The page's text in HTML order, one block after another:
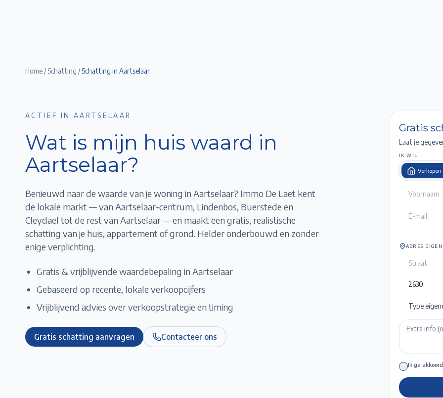
Home / Schatting / Schatting in Aartselaar
ACTIEF IN AARTSELAAR
Wat is mijn huis waard in
Aartselaar?
Benieuwd naar de waarde van je woning inAartselaar? Immo De Laet kent
de lokale markt — vanAartselaar-centrum, Lindenbos, Buerstede en
Cleydaeltot de rest vanAartselaar— en maakt een gratis, realistische
schatting van je huis, appartement of grond. Helder onderbouwd en zonder
enige verplichting.
Gratis & vrijblijvende waardebepaling in Aartselaar
Gebaseerd op recente, lokale verkoopcijfers
Vrijblijvend advies over verkoopstrategie en timing
Gratis schatting aanvragen Contacteer ons
Gratis
Laat je
IK WIL
Verkopen
ADRES
Type
Ik ga